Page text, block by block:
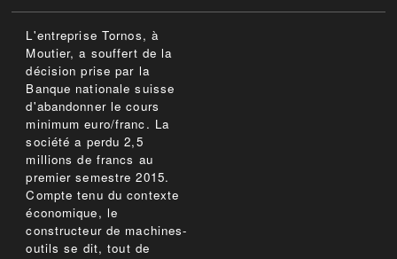
L'entreprise Tornos, à
Moutier, a souffert de la
décision prise par la
Banque nationale suisse
d'abandonner le cours
minimum euro/franc. La
société a perdu 2,5
millions de francs au
premier semestre 2015.
Compte tenu du contexte
économique, le
constructeur de machines-
outils se dit, tout de